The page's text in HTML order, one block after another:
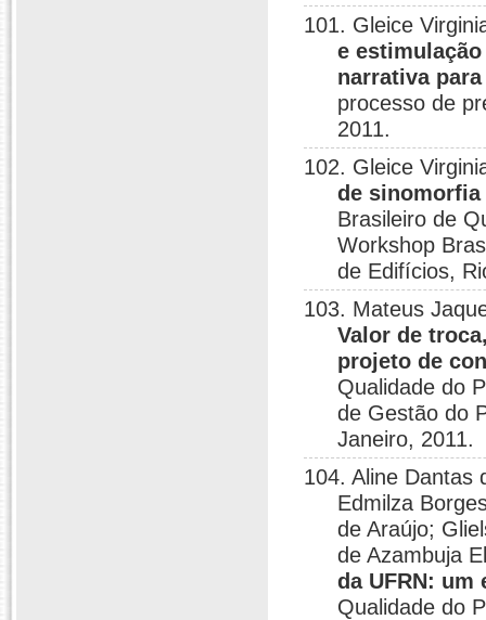
101. Gleice
e
narrativa
processo de
2011.
102. Gleice
de sinomorfia
Brasileiro de
Workshop
de Edifícios,
103. Mateus
Valor de
projeto de
Qualidade do
de Gestão do
Janeiro, 2011.
104. Aline Dantas
Edmilza
de Araújo;
de Azambuja
da UFRN: um
Qualidade do